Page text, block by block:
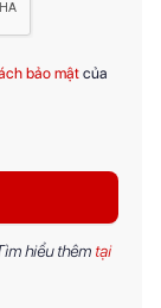
bảo mậtcủa
hiểu thêm tại